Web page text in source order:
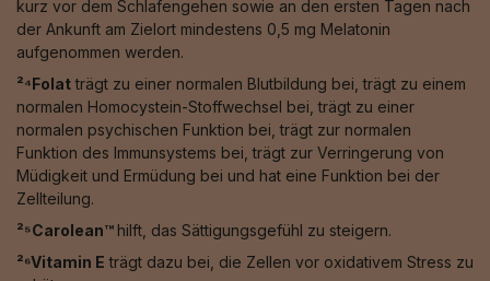
kurz vor dem Schlafengehen sowie an den ersten Tagen nach
der Ankunft am Zielort mindestens 0,5 mg Melatonin
aufgenommen werden.
²⁴Folatträgt zu einer normalen Blutbildung bei, trägt zu einem
normalen Homocystein-Stoffwechsel bei, trägt zu einer
normalen psychischen Funktion bei, trägt zur normalen
Funktion des Immunsystems bei, trägt zur Verringerung von
Müdigkeit und Ermüdung bei und hat eine Funktion bei der
Zellteilung.
²⁵Carolean™️ hilft, das Sättigungsgefühl zu steigern.
²⁶Vitamin E trägt dazu bei, die Zellen vor oxidativem Stress zu